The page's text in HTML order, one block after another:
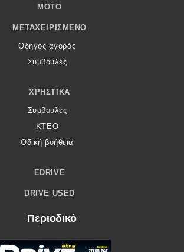
MOTO
ΜΕΤΑΧΕΙΡΙΣΜΈΝΟ
Οδηγός αγοράς
Συμβουλές
ΧΡΗΣΤΙΚΆ
Συμβουλές
ΚΤΕΟ
Οδική βοήθεια
EDRIVE
DRIVE USED
Περιοδικό